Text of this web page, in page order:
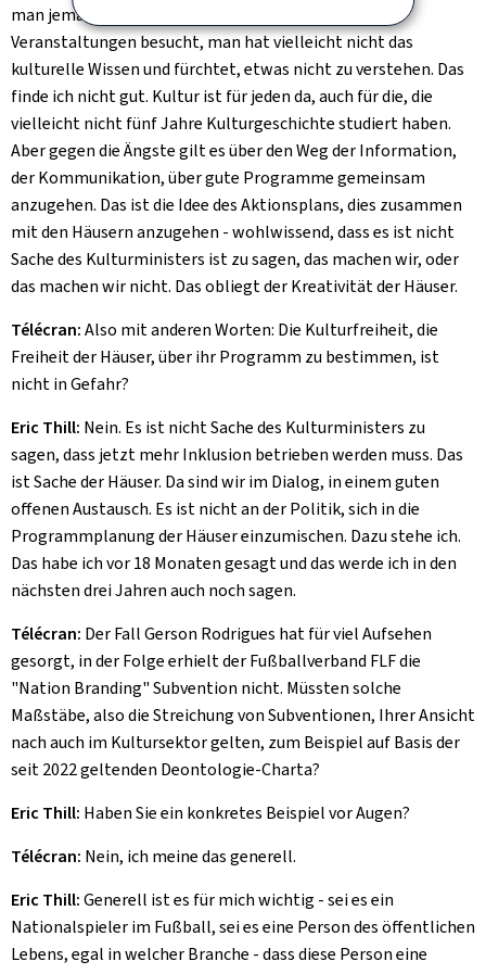
man jemand, der nicht schon seit Jahren kulturelle
Veranstaltungen besucht, man hat vielleicht nicht das
kulturelle Wissen und fürchtet, etwas nicht zu verstehen. Das
finde ich nicht gut. Kultur ist für jeden da, auch für die, die
vielleicht nicht fünf Jahre Kulturgeschichte studiert haben.
Aber gegen die Ängste gilt es über den Weg der Information,
der Kommunikation, über gute Programme gemeinsam
anzugehen. Das ist die Idee des Aktionsplans, dies zusammen
mit den Häusern anzugehen - wohlwissend, dass es ist nicht
Sache des Kulturministers ist zu sagen, das machen wir, oder
das machen wir nicht. Das obliegt der Kreativität der Häuser.
Télécran:Also mit anderen Worten: Die Kulturfreiheit, die
Freiheit der Häuser, über ihr Programm zu bestimmen, ist
nicht in Gefahr?
Eric Thill: Nein. Es ist nicht Sache des Kulturministers zu
sagen, dass jetzt mehr Inklusion betrieben werden muss. Das
ist Sache der Häuser. Da sind wir im Dialog, in einem guten
offenen Austausch. Es ist nicht an der Politik, sich in die
Programmplanung der Häuser einzumischen. Dazu stehe ich.
Das habe ich vor 18 Monaten gesagt und das werde ich in den
nächsten drei Jahren auch noch sagen.
Télécran: Der Fall Gerson Rodrigues hat für viel Aufsehen
gesorgt, in der Folge erhielt der Fußballverband FLF die
"Nation Branding" Subvention nicht. Müssten solche
Maßstäbe, also die Streichung von Subventionen, Ihrer Ansicht
nach auch im Kultursektor gelten, zum Beispiel auf Basis der
seit 2022 geltenden Deontologie-Charta?
Eric Thill: Haben Sie ein konkretes Beispiel vor Augen?
Télécran: Nein, ich meine das generell.
Eric Thill:Generell ist es für mich wichtig - sei es ein
Nationalspieler im Fußball, sei es eine Person des öffentlichen
Lebens, egal in welcher Branche - dass diese Person eine